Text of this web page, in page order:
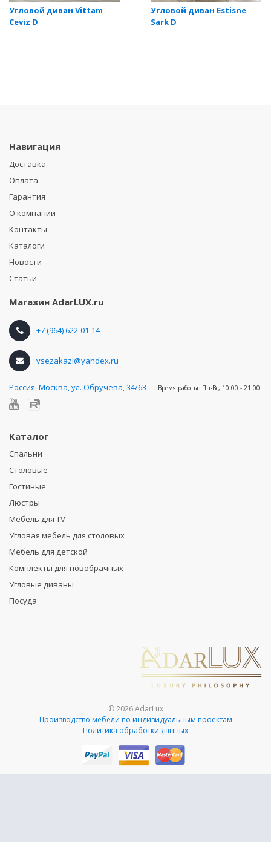
Угловой диван Vittam
Ceviz D
Угловой диван Estisne
Sark D
Навигация
Доставка
Оплата
Гарантия
О компании
Контакты
Каталоги
Новости
Статьи
Магазин AdarLUX.ru
+7 (964) 622-01-14
vsezakazi@yandex.ru
Россия,Москва, ул. Обручева, 34/63 Время работы: Пн-Вс, 10:00 - 21:00
Каталог
Спальни
Столовые
Гостиные
Люстры
Мебель для TV
Угловая мебель для столовых
Мебель для детской
Комплекты для новобрачных
Угловые диваны
Посуда
© 2026 AdarLux
Производство мебели по индивидуальным проектам
Политика обработки данных